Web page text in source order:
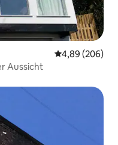
4,89 (206)
Aussicht